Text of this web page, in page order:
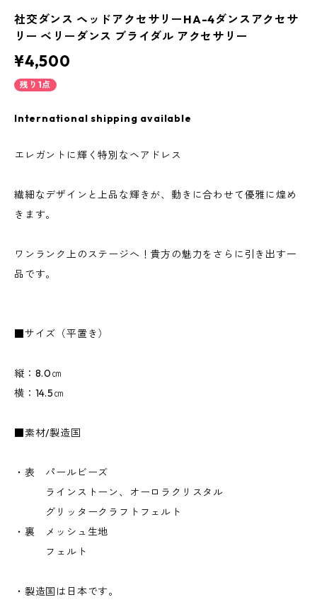
社交ダンス ヘッドアクセサリーHA-4ダンスアクセサ
リー ベリーダンス ブライダル アクセサリー
¥4,500
残り1点
International shipping available
エレガントに輝く特別なヘアドレス
繊細なデザインと上品な輝きが、動きに合わせて優雅に煌め
きます。
ワンランク上のステージへ！貴方の魅力をさらに引き出す一
品です。
■サイズ（平置き）
縦：8.0㎝
横：14.5㎝
■素材/製造国
・表 パールビーズ
ラインストーン、オーロラクリスタル
グリッタークラフトフェルト
・裏 メッシュ生地
フェルト
・製造国は日本です。